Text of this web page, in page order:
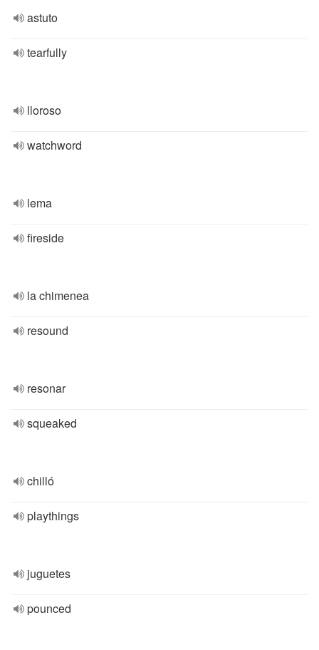
astuto
tearfully
lloroso
watchword
lema
fireside
la chimenea
resound
resonar
squeaked
chilló
playthings
juguetes
pounced